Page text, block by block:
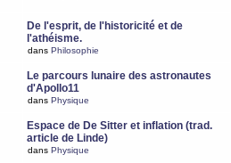
De l'esprit, de l'historicité et de
l'athéisme.
dans Philosophie
Le parcours lunaire des astronautes
d'Apollo11
dans Physique
Espace de De Sitter et inflation (trad.
article de Linde)
dans Physique